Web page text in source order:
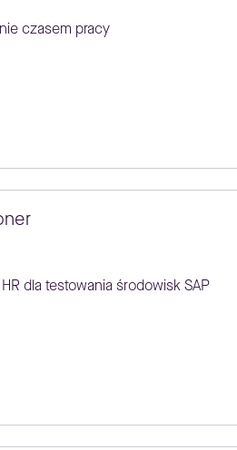
czasem pracy
dla testowania środowisk SAP